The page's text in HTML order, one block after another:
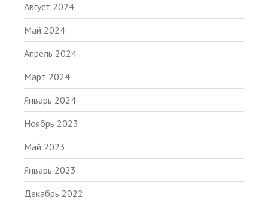
Август 2024
Май 2024
Апрель 2024
Март 2024
Январь 2024
Ноябрь 2023
Май 2023
Январь 2023
Декабрь 2022